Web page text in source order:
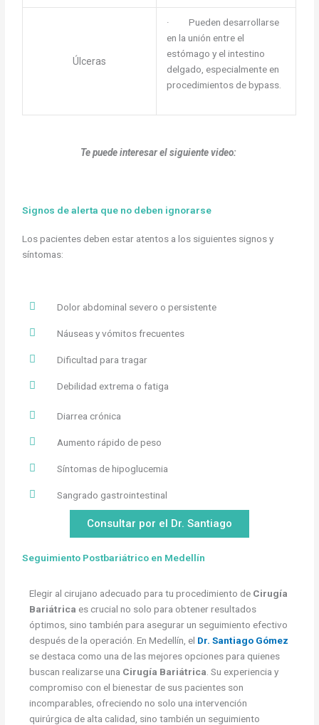
Úlceras
· Pueden desarrollarse
en la unión entre el
estómago y el intestino
delgado, especialmente en
procedimientos de bypass.
Te puede interesar el siguiente video:
Signos de alerta que no deben ignorarse
Los pacientes deben estar atentos a los siguientes signos y
síntomas:
Dolor abdominal severo o persistente
Náuseas y vómitos frecuentes
Dificultad para tragar
Debilidad extrema o fatiga
Diarrea crónica
Aumento rápido de peso
Síntomas de hipoglucemia
Sangrado gastrointestinal
Consultar por el Dr. Santiago
Seguimiento Postbariátrico en Medellín
Elegir al cirujano adecuado para tu procedimiento de Cirugía
Bariátrica es crucial no solo para obtener resultados
óptimos, sino también para asegurar un seguimiento efectivo
después de la operación. En Medellín, el Dr. Santiago Gómez
se destaca como una de las mejores opciones para quienes
buscan realizarse una Cirugía Bariátrica . Su experiencia y
compromiso con el bienestar de sus pacientes son
incomparables, ofreciendo no solo una intervención
quirúrgica de alta calidad, sino también un seguimiento